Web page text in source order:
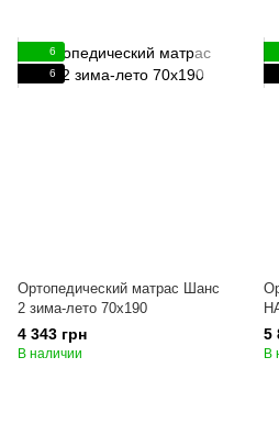
6
6
Ортопедический матрас Шанс
2 зима-лето 70x190
4 343 грн
В наличии
5
В